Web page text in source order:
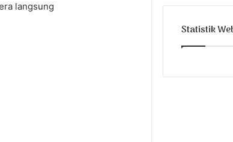
langsung
Statistik